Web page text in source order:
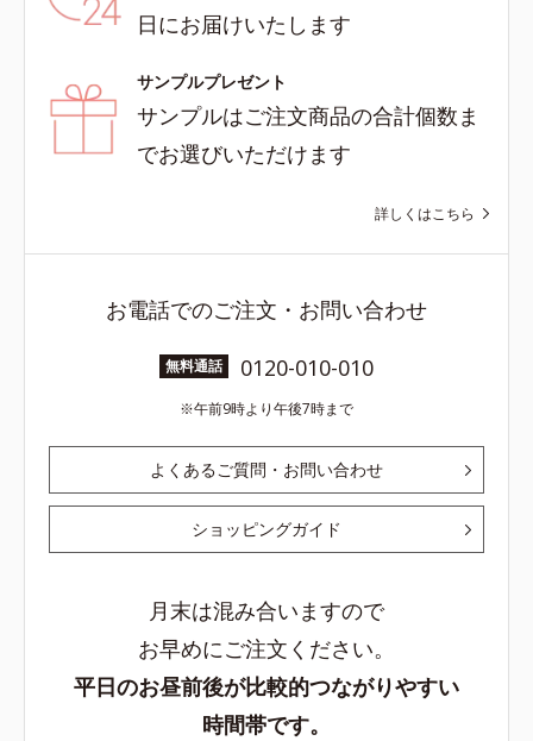
日にお届けいたします
サンプルプレゼント
サンプルはご注文商品の合計個数ま
でお選びいただけます
詳しくはこちら
お電話でのご注文・お問い合わせ
無料通話 0120-010-010
午前9時より午後7時まで
よくあるご質問・お問い合わせ
ショッピングガイド
月末は混み合いますので
お早めにご注文ください。
平日のお昼前後が比較的つながりやすい
時間帯です。